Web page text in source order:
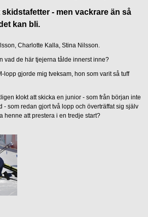
- men vackrare än så
kan bli.
Charlotte Kalla, Stina Nilsson.
vad de här tjejerna tålde innerst inne?
lopp gjorde mig tveksam, hon som varit så tuff
klokt att skicka en junior - som från början inte
- som redan gjort två lopp och överträffat sig själv
henne att prestera i en tredje start?